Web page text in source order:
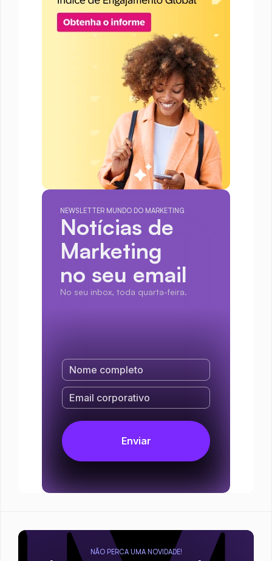
NEWSLETTER MUNDO DO MARKETING
Notícias de
Marketing
no seu email
No seu inbox, toda quarta-feira.
NÃO PERCA UMA NOVIDADE!